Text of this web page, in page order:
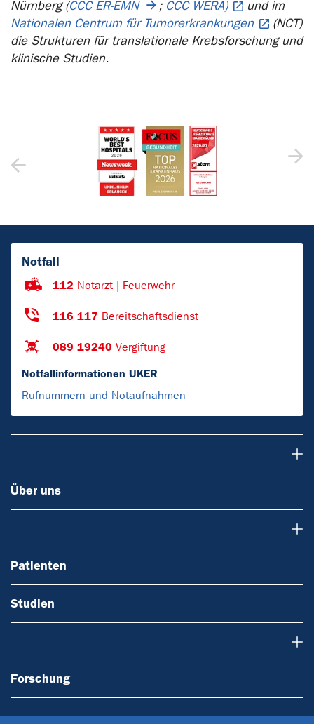
Nürnberg (CCC ER-EMN ; CCC WERA)
und im
Nationalen Centrum für Tumorerkrankungen
(NCT)
die Strukturen für translationale Krebsforschung und
klinische Studien.
Notfall
112 Notarzt | Feuerwehr
116 117 Bereitschaftsdienst
089 19240 Vergiftung
Notfallinformationen UKER
Rufnummern und Notaufnahmen
Über uns
Patienten
Studien
Forschung